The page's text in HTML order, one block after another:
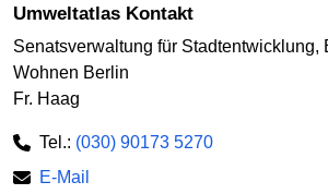
Umweltatlas Kontakt
Senatsverwaltung für Stadtentwicklung,
Wohnen Berlin
Fr. Haag
Tel.: (030) 90173 5270
E-Mail